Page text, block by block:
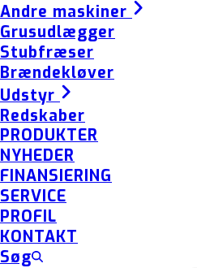
Andre maskiner
Grusudlægger
Stubfræser
Brændekløver
Udstyr
Redskaber
PRODUKTER
NYHEDER
FINANSIERING
SERVICE
PROFIL
KONTAKT
Søg